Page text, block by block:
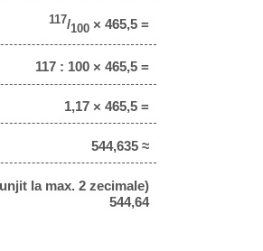
117/100 × 465,5 =
117 : 100 × 465,5 =
1,17 × 465,5 =
544,635 ≈
la max. 2 zecimale)
544,64